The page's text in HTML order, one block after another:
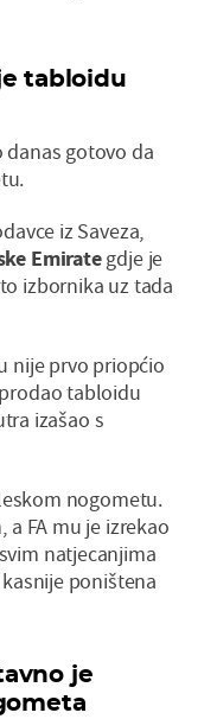
tabloidu
danas gotovo da
iz Saveza,
Emirategdje je
izbornika uz tada
nije prvo priopćio
tabloidu
izašao s
nogometu.
a FA mu je izrekao
natjecanjima
poništena
je